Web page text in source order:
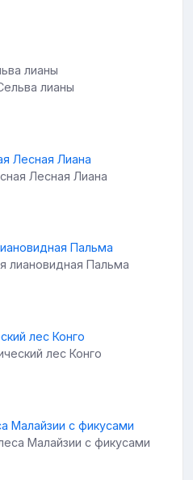
лианы
Лесная Лиана
лиановидная Пальма
лес Конго
Малайзии с фикусами